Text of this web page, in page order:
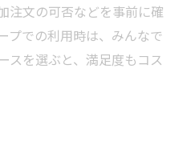
注文の可否などを事前に確
プでの利用時は、みんなで
スを選ぶと、満足度もコス